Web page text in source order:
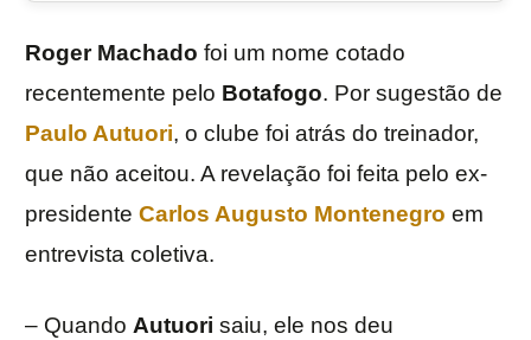
Roger Machado foi um nome cotado
recentemente pelo Botafogo. Por sugestão de
Paulo Autuori, o clube foi atrás do treinador,
que não aceitou. A revelação foi feita pelo ex-
presidente Carlos Augusto Montenegro em
entrevista coletiva.
– Quando Autuori saiu, ele nos deu